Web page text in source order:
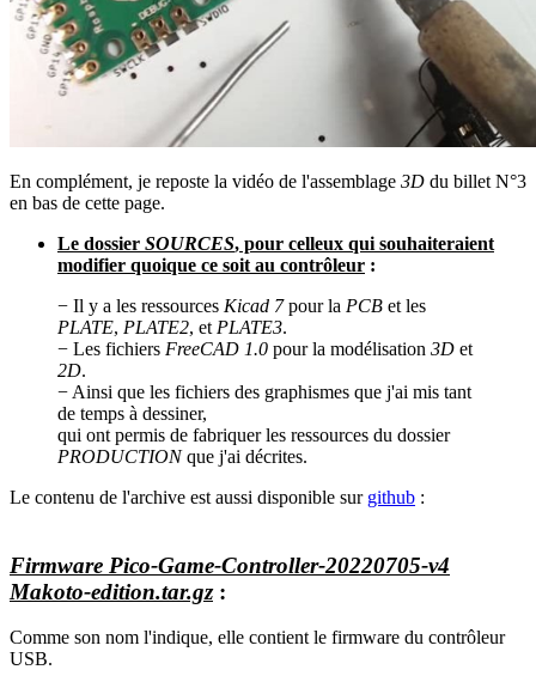
En complément, je reposte la vidéo de l'assemblage 3D du billet N°3
en bas de cette page.
Le dossier SOURCES, pour celleux qui souhaiteraient
modifier quoique ce soit au contrôleur :
− Il y a les ressources Kicad 7pour la PCB et les
PLATE, PLATE2, et PLATE3.
− Les fichiers FreeCAD 1.0 pour la modélisation 3D et
2D.
− Ainsi que les fichiers des graphismes que j'ai mis tant
de temps à dessiner,
qui ont permis de fabriquer les ressources du dossier
PRODUCTIONque j'ai décrites.
Le contenu de l'archive est aussi disponible sur github :
Firmware Pico-Game-Controller-20220705-v4
Makoto-edition.tar.gz:
Comme son nom l'indique, elle contient le firmware du contrôleur
USB.